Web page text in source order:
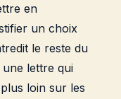
en
un choix
le reste du
une lettre qui
loin sur les